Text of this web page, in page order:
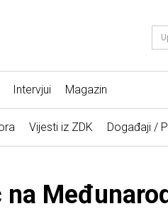
Intervjui Magazin
Vijesti iz ZDK Događaji /